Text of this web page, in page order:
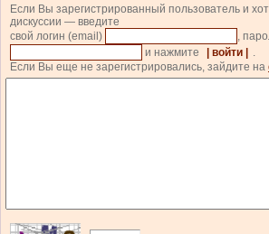
Если Вы зарегистрированный пользователь и
дискуссии — введите
свой логин (email)
,
и нажмите
| войти |
.
Если Вы еще не зарегистрировались, зайдите на